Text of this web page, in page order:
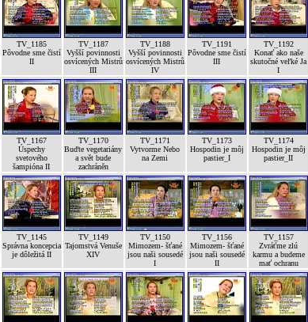
TV_1185
Pôvodne sme čistí
II
TV_1187
Vyšší povinnosti
osvícených Mistrů
III
TV_1188
Vyšší povinnosti
osvícených Mistrů
IV
TV_1191
Pôvodne sme čistí
III
TV_1192
Konať ako naše
skutočné veľké Ja
I
TV_1167
Úspechy
svetového
šampióna II
TV_1170
Buďte vegetariány
a svět bude
zachráněn
TV_1171
Vytvorme Nebo
na Zemi
TV_1173
Hospodin je môj
pastier_I
TV_1174
Hospodin je môj
pastier_II
TV_1145
Správna koncepcia
je dôležitá II
TV_1149
Tajomstvá Venuše
XIV
TV_1150
Mimozem- šťané
jsou naši sousedé
I
TV_1156
Mimozem- šťané
jsou naši sousedé
II
TV_1157
Zvráťme zlú
karmu a budeme
mať ochranu